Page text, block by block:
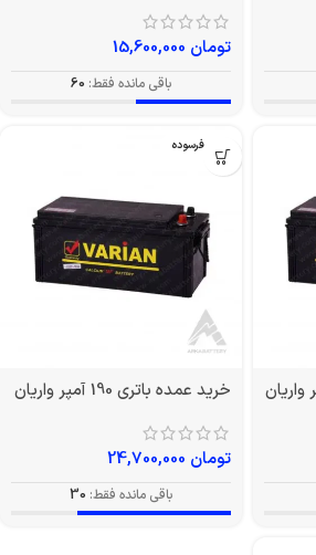
تومان
باقی مانده فقط: 60
بدون فرسوده
خرید عمده باتری 190 آمپر واریان
تومان
باقی مانده فقط: 30